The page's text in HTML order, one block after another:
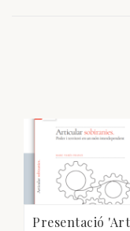
Presentació